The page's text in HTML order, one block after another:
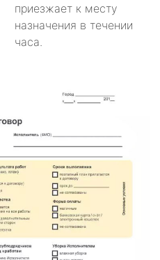
приезжает к месту
назначения в течении
часа.